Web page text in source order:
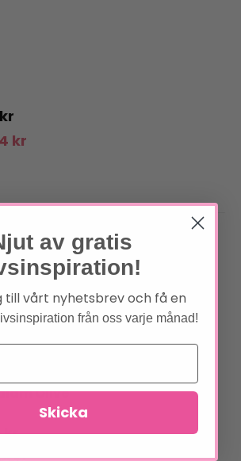
kr
kr
Olive
kr
av gratis
till vårt nyhetsbrev och få en
från oss varje månad!
Skicka